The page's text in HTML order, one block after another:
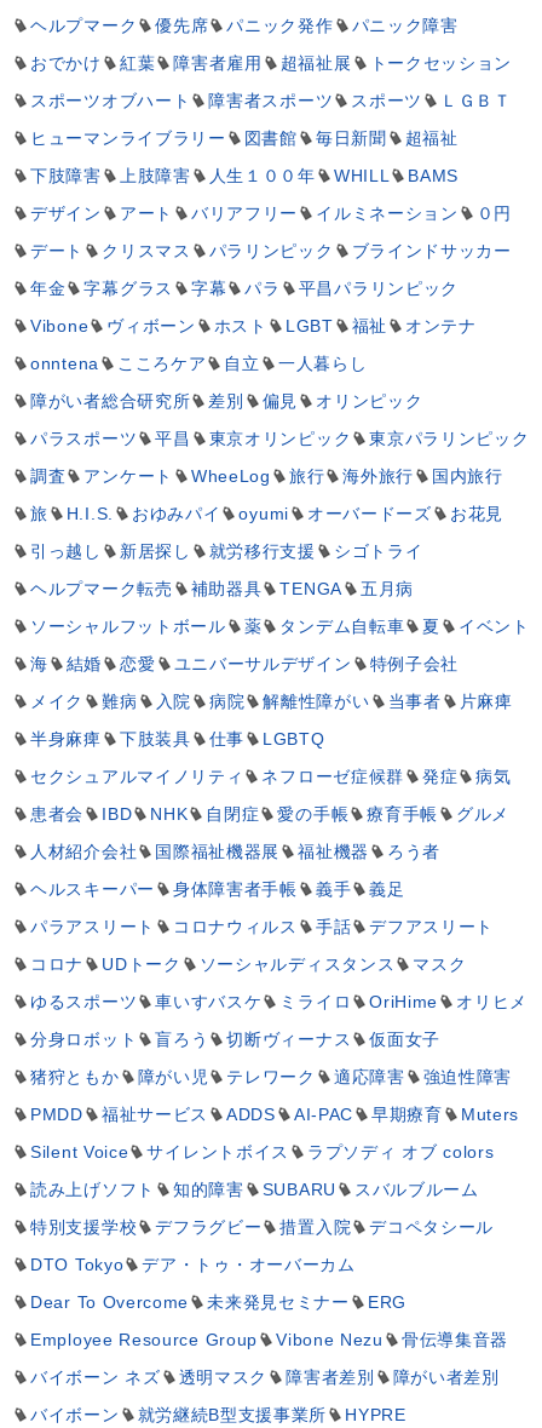
ヘルプマーク
優先席 パニック発作
パニック障害
おでかけ
紅葉 障害者雇用 超福祉展
トークセッション
スポーツオブハート
障害者スポーツ スポーツ
ＬＧＢＴ
ヒューマンライブラリー
図書館 毎日新聞
超福祉
下肢障害
上肢障害 人生１００年 WHILL
BAMS
デザイン
アート バリアフリー イルミネーション
０円
デート
クリスマス パラリンピック
ブラインドサッカー
年金
字幕グラス 字幕 パラ
平昌パラリンピック
Vibone
ヴィボーン ホスト LGBT 福祉
オンテナ
onntena
こころケア 自立
一人暮らし
障がい者総合研究所
差別 偏見
オリンピック
パラスポーツ
平昌 東京オリンピック
東京パラリンピック
調査
アンケート WheeLog 旅行 海外旅行
国内旅行
旅
H.I.S. おゆみパイ oyumi オーバードーズ
お花見
引っ越し
新居探し 就労移行支援
シゴトライ
ヘルプマーク転売
補助器具 TENGA
五月病
ソーシャルフットボール
薬 タンデム自転車 夏
イベント
海
結婚 恋愛 ユニバーサルデザイン
特例子会社
メイク
難病 入院 病院 解離性障がい 当事者
片麻痺
半身麻痺
下肢装具 仕事
LGBTQ
セクシュアルマイノリティ
ネフローゼ症候群 発症
病気
患者会
IBD NHK 自閉症 愛の手帳 療育手帳
グルメ
人材紹介会社
国際福祉機器展 福祉機器
ろう者
ヘルスキーパー
身体障害者手帳 義手
義足
パラアスリート
コロナウィルス 手話
デフアスリート
コロナ
UDトーク ソーシャルディスタンス
マスク
ゆるスポーツ
車いすバスケ ミライロ OriHime
オリヒメ
分身ロボット
盲ろう 切断ヴィーナス
仮面女子
猪狩ともか
障がい児 テレワーク 適応障害
強迫性障害
PMDD
福祉サービス ADDS AI-PAC 早期療育
Muters
Silent Voice
サイレントボイス
ラプソディ オブ colors
読み上げソフト
知的障害 SUBARU
スバルブルーム
特別支援学校
デフラグビー 措置入院
デコペタシール
DTO Tokyo
デア・トゥ・オーバーカム
Dear To Overcome
未来発見セミナー
ERG
Employee Resource Group
Vibone Nezu
骨伝導集音器
バイボーン ネズ
透明マスク 障害者差別
障がい者差別
バイボーン
就労継続B型支援事業所 HYPRE